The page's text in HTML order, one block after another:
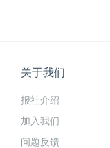
关于我们
报社介绍
加入我们
问题反馈